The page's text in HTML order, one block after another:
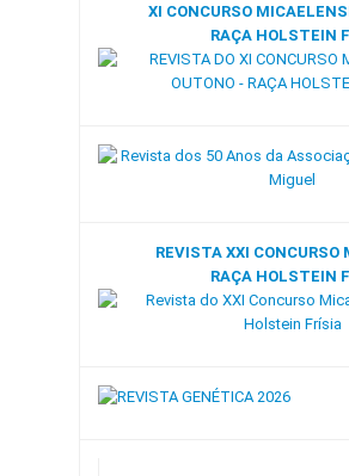
XI CONCURSO
RAÇA HOLSTEIN
REVISTA XXI CONCURSO
RAÇA HOLSTEIN